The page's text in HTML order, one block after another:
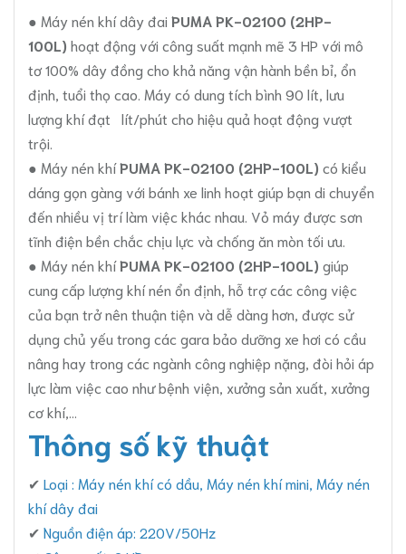
● Máy nén khí dây đai PUMA PK-02100 (2HP-
100L) hoạt động với công suất mạnh mẽ 3 HP với mô
tơ 100% dây đồng cho khả năng vận hành bền bỉ, ổn
định, tuổi thọ cao. Máy có dung tích bình 90 lít, lưu
lượng khí đạt lít/phút cho hiệu quả hoạt động vượt
trội.
● Máy nén khíPUMA PK-02100 (2HP-100L) có kiểu
dáng gọn gàng với bánh xe linh hoạt giúp bạn di chuyển
đến nhiều vị trí làm việc khác nhau. Vỏ máy được sơn
tĩnh điện bền chắc chịu lực và chống ăn mòn tối ưu.
● Máy nén khíPUMA PK-02100 (2HP-100L) giúp
cung cấp lượng khí nén ổn định, hỗ trợ các công việc
của bạn trở nên thuận tiện và dễ dàng hơn, được sử
dụng chủ yếu trong các gara bảo dưỡng xe hơi có cầu
nâng hay trong các ngành công nghiệp nặng, đòi hỏi áp
lực làm việc cao như bệnh viện, xưởng sản xuất, xưởng
cơ khí,...
Thông số kỹ thuật
✔ Loại : Máy nén khí có dầu, Máy nén khí mini, Máy nén
khí dây đai
✔ Nguồn điện áp: 220V/50Hz